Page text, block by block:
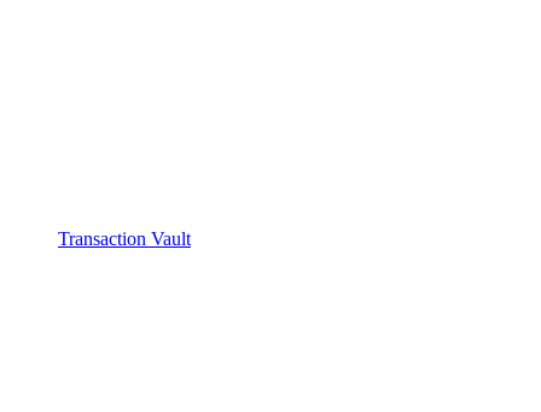
Transaction Vault